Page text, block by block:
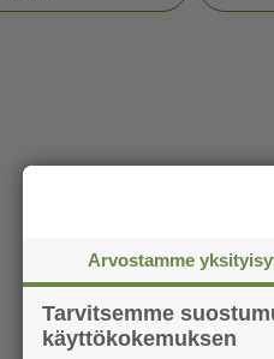
Arvostamme
Tarvitsemme
käyttökokemuksen